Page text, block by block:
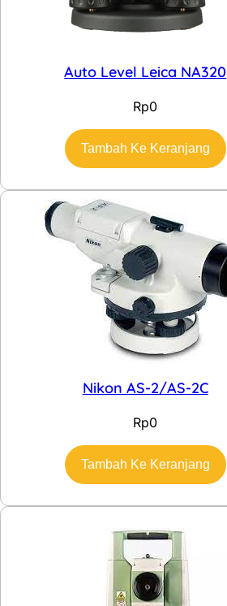
Auto Level Leica NA320
Rp0
Tambah Ke Keranjang
Nikon AS-2/AS-2C
Rp0
Tambah Ke Keranjang